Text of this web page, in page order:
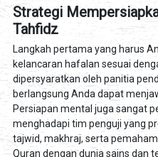
Strategi
Tahfidz
Langkah pertama yang harus
kelancaran hafalan sesuai
dipersyaratkan oleh panitia
berlangsung Anda dapat
Persiapan mental juga sangat
menghadapi tim penguji yang
tajwid, makhraj, serta
Quran dengan dunia sains dan